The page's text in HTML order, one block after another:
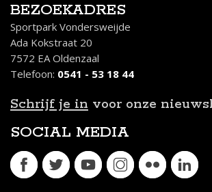
BEZOEKADRES
Sportpark Vondersweijde
Ada Kokstraat 20
7572 EA Oldenzaal
Telefoon: 0541 - 53 18 44
Schrijf je in voor onze
SOCIAL MEDIA